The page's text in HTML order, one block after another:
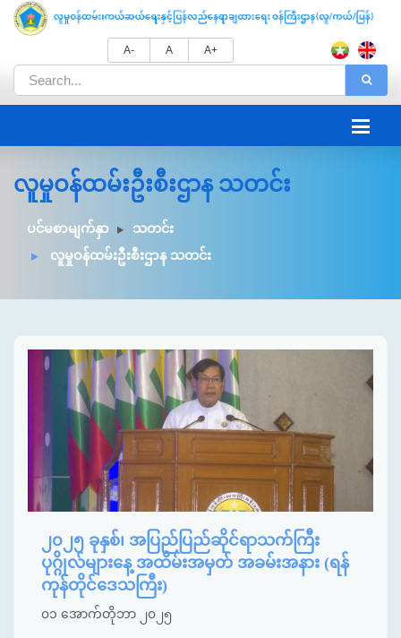
A- A A+
လူမှုဝန်ထမ်းဦးစီးဌာန သတင်း
ပင်မစာမျက်နှာ
သတင်း
လူမှုဝန်ထမ်းဦးစီးဌာန သတင်း
၂၀၂၅ ခုနှစ်၊ အပြည်ပြည်ဆိုင်ရာသက်ကြီး
ပုဂ္ဂိုလ်များနေ့ အထိမ်းအမှတ် အခမ်းအနား (ရန်
ကုန်တိုင်ဒေသကြီး)
၀၁ အောက်တိုဘာ ၂၀၂၅